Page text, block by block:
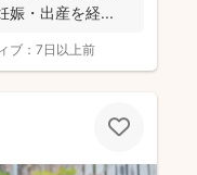
娠・出産を経...
ブ： 7日以上前